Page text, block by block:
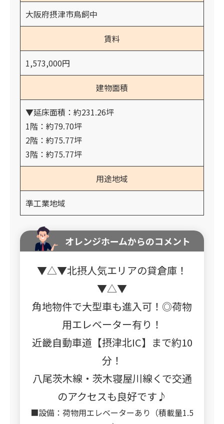
大阪府摂津市鳥飼中
賃料
1,573,000円
建物面積
▼延床面積：約231.26坪
1階：約79.70坪
2階：約75.77坪
3階：約75.77坪
用途地域
準工業地域
オレンジホームからのコメント
▼△▼北摂人気エリアの貸倉庫！
▼△▼
角地物件で大型車も進入可！◎荷物
用エレベーター有り！
近畿自動車道【摂津北IC】まで約10
分！
八尾茨木線・茨木寝屋川線くで交通
のアクセスも良好です♪
■設備：荷物用エレベーターあり（積載量1.5